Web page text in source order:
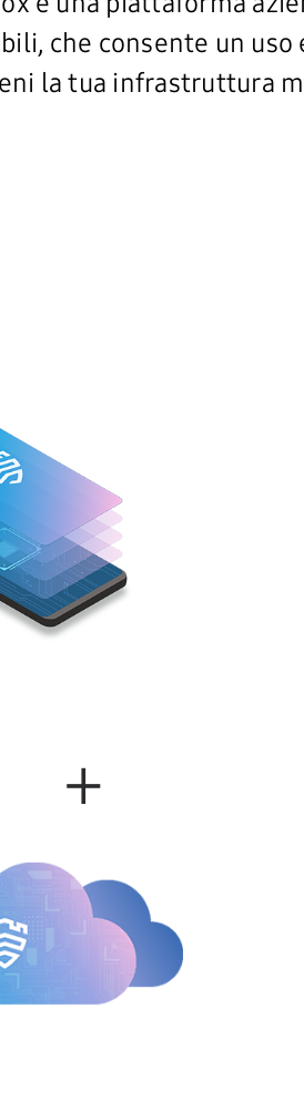
che consente un
la tua infrastruttura